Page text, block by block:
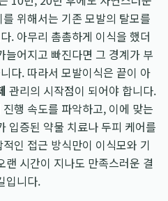
위해서는 기존 모발의 탈모를
. 아무리 촘촘하게 이식을 했더
늘어지고 빠진다면 그 경계가 부
다. 따라서 모발이식은 끝이 아
관리의 시작점이 되어야 합니다.
행 속도를 파악하고, 이에 맞는
입증된 약물 치료나 두피 케어를
인 접근 방식만이 이식모와 기
시간이 지나도 만족스러운 결
입니다.